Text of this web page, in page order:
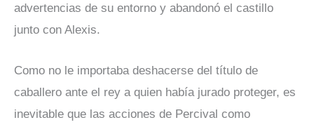
advertencias de su entorno y abandonó el castillo
junto con Alexis.
Como no le importaba deshacerse del título de
caballero ante el rey a quien había jurado proteger, es
inevitable que las acciones de Percival como